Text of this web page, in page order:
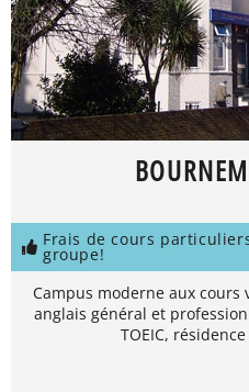
Frais de cours
groupe!
Campus moderne aux
anglais général et
TOEIC,